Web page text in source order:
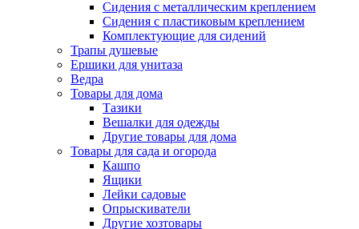
Сидения с металлическим креплением
Сидения с пластиковым креплением
Комплектующие для сидений
Трапы душевые
Ершики для унитаза
Ведра
Товары для дома
Тазики
Вешалки для одежды
Другие товары для дома
Товары для сада и огорода
Кашпо
Ящики
Лейки садовые
Опрыскиватели
Другие хозтовары